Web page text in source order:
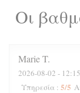
Οι
MarieT
2026-08-02 -
Υπηρεσία : 5/5